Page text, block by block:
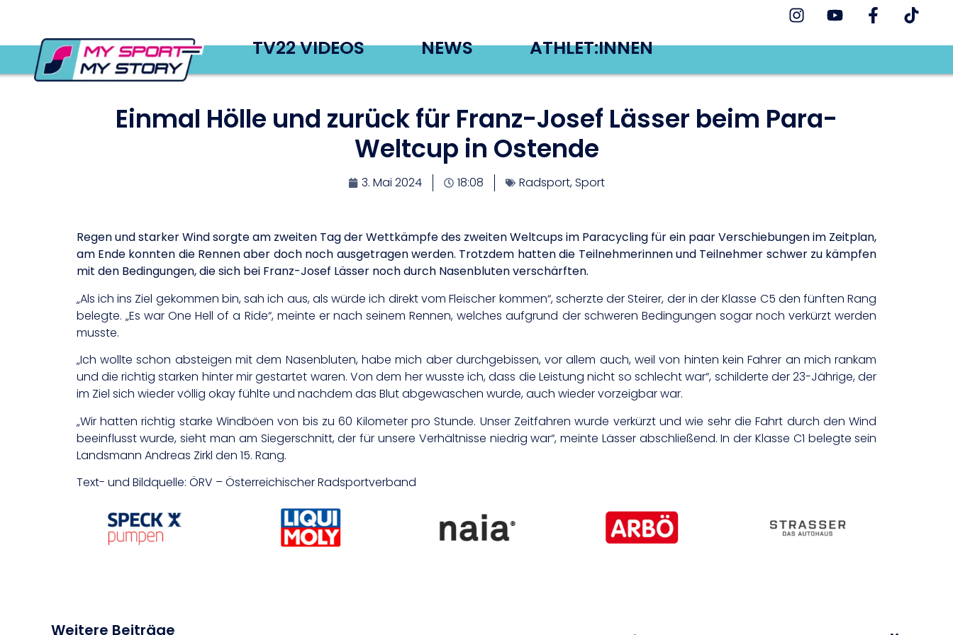
TV22 VIDEOS NEWS ATHLET:INNEN
Einmal Hölle und zurück für Franz-Josef Lässer beim Para-
Weltcup in Ostende
3. Mai 2024 18:08 Radsport,Sport
Regen und starker Wind sorgte am zweiten Tag der Wettkämpfe des zweiten Weltcups im Paracycling für ein paar Verschiebungen im Zeitplan,
am Ende konnten die Rennen aber doch noch ausgetragen werden. Trotzdem hatten die Teilnehmerinnen und Teilnehmer schwer zu kämpfen
mit den Bedingungen, die sich bei Franz-Josef Lässer noch durch Nasenbluten verschärften.
„Als ich ins Ziel gekommen bin, sah ich aus, als würde ich direkt vom Fleischer kommen“, scherzte der Steirer, der in der Klasse C5 den fünften Rang
belegte. „Es war One Hell of a Ride“, meinte er nach seinem Rennen, welches aufgrund der schweren Bedingungen sogar noch verkürzt werden
musste.
„Ich wollte schon absteigen mit dem Nasenbluten, habe mich aber durchgebissen, vor allem auch, weil von hinten kein Fahrer an mich rankam
und die richtig starken hinter mir gestartet waren. Von dem her wusste ich, dass die Leistung nicht so schlecht war“, schilderte der 23-Jährige, der
im Ziel sich wieder völlig okay fühlte und nachdem das Blut abgewaschen wurde, auch wieder vorzeigbar war.
„Wir hatten richtig starke Windböen von bis zu 60 Kilometer pro Stunde. Unser Zeitfahren wurde verkürzt und wie sehr die Fahrt durch den Wind
beeinflusst wurde, sieht man am Siegerschnitt, der für unsere Verhältnisse niedrig war“, meinte Lässer abschließend. In der Klasse C1 belegte sein
Landsmann Andreas Zirkl den 15. Rang.
Text- und Bildquelle: ÖRV – Österreichischer Radsportverband
Weitere Beiträge